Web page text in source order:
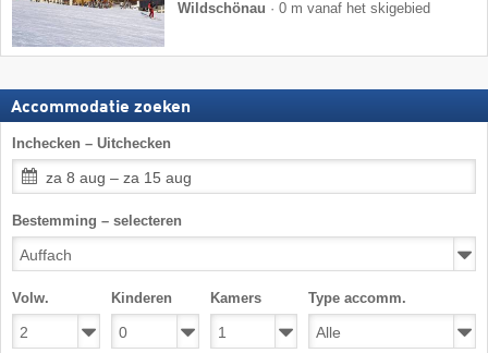
Wildschönau · 0 m vanaf het skigebied
Accommodatie zoeken
Inchecken – Uitchecken
za 8 aug – za 15 aug
Bestemming – selecteren
Volw. Kinderen Kamers Type accomm.